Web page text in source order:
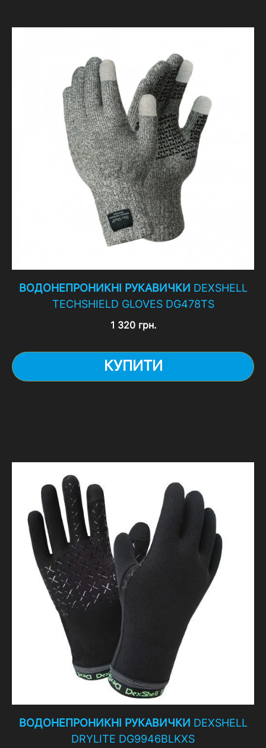
ВОДОНЕПРОНИКНІ РУКАВИЧКИ DEXSHELL
TECHSHIELD GLOVES DG478TS
1 320 грн.
КУПИТИ
ВОДОНЕПРОНИКНІ РУКАВИЧКИ DEXSHELL
DRYLITE DG9946BLKXS